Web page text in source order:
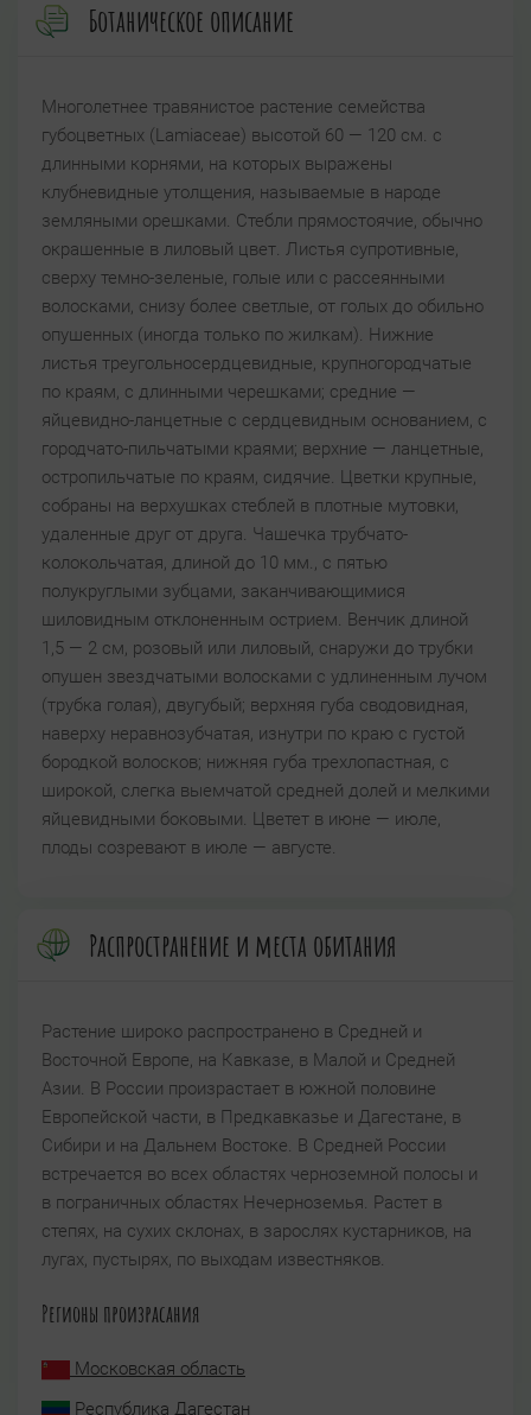
Ботаническое описание
Многолетнее травянистое растение семейства
губоцветных (Lamiaceae) высотой 60 — 120 см. с
длинными корнями, на которых выражены
клубневидные утолщения, называемые в народе
земляными орешками. Стебли прямостоячие, обычно
окрашенные в лиловый цвет. Листья супротивные,
сверху темно-зеленые, голые или с рассеянными
волосками, снизу более светлые, от голых до обильно
опушенных (иногда только по жилкам). Нижние
листья треугольносердцевидные, крупногородчатые
по краям, с длинными черешками; средние —
яйцевидно-ланцетные с сердцевидным основанием, с
городчато-пильчатыми краями; верхние — ланцетные,
остропильчатые по краям, сидячие. Цветки крупные,
собраны на верхушках стеблей в плотные мутовки,
удаленные друг от друга. Чашечка трубчато-
колокольчатая, длиной до 10 мм., с пятью
полукруглыми зубцами, заканчивающимися
шиловидным отклоненным острием. Венчик длиной
1,5 — 2 см, розовый или лиловый, снаружи до трубки
опушен звездчатыми волосками с удлиненным лучом
(трубка голая), двугубый; верхняя губа сводовидная,
наверху неравнозубчатая, изнутри по краю с густой
бородкой волосков; нижняя губа трехлопастная, с
широкой, слегка выемчатой средней долей и мелкими
яйцевидными боковыми. Цветет в июне — июле,
плоды созревают в июле — августе.
Распространение и места обитания
Растение широко распространено в Средней и
Восточной Европе, на Кавказе, в Малой и Средней
Азии. В России произрастает в южной половине
Европейской части, в Предкавказье и Дагестане, в
Сибири и на Дальнем Востоке. В Средней России
встречается во всех областях черноземной полосы и
в пограничных областях Нечерноземья. Растет в
степях, на сухих склонах, в зарослях кустарников, на
лугах, пустырях, по выходам известняков.
Регионы произрасания
Московская область
Республика Дагестан